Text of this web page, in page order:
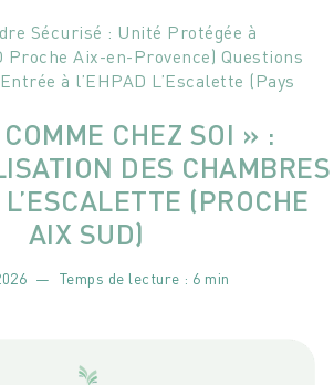
Sécurisé : Unité Protégée à
Proche Aix-en-Provence) Questions
à l’EHPAD L’Escalette (Pays
CHEZ SOI » :
DES CHAMBRES
(PROCHE
AIX SUD)
— Temps de lecture : 6 min